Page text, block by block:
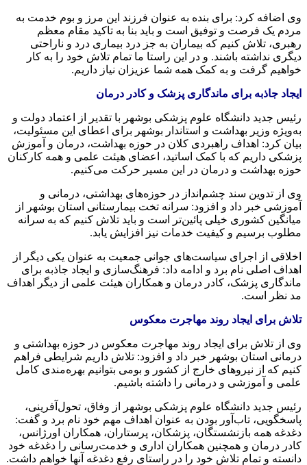
وی اضافه کرد: برای بنده به عنوان فرزند این مرز و بوم خدمت به
مردم یک فرصت و توفیق است و باید بنا به تاکید مقام معظم
رهبری، تلاش کنیم که بیماران به جز درد بیماری درد و ناراحتی
دیگری نداشته باشند. و در این راستا ما تمام تلاش خود را به کار
خواهیم گرفت و به کمک همه شما عزیزان نیاز داریم.
ایجاد جاذبه برای ماندگاری پزشک و کادر درمان
رئیس جدید دانشگاه علوم پزشکی بوشهر با تقدیر از اعتماد دولت و
به‌ویژه وزیر بهداشت و استاندار بوشهر برای اعطای این مسئولیت،
بیان کرد: اهداف راهبردی کلان در حوزه بهداشت، درمان و آموزش
پزشکی داریم که با کمک اساتید، اعضای هیئت علمی و همه کارکنان
حوزه بهداشت و درمان در این مسیر حرکت می‌کنیم.
وی از تدوین سند چشم‌انداز در حوزه‌های بهداشتی، درمانی و
آموزشی خبر داد و افزود: سرانه تخت بیمارستانی استان بوشهر از
میانگین کشوری خیلی پائین‌تر است و باید تلاش کنیم که به سرانه
مطلوب برسیم و کیفیت خدمات نیز افزایش یابد.
اخلاقی از اجرای سیاست‌های جوانی جمعیت به عنوان یکی دیگر از
اهداف اصلی نام برد و ادامه داد: فرهنگ‌سازی و ایجاد جاذبه برای
ماندگاری پزشک، کادر درمان و همکاران هیئت علمی از دیگر اهداف
مد نظر است.
تلاش برای ایجاد روند مهاجرت معکوس
وی از تلاش برای ایجاد روند مهاجرت معکوس در حوزه بهداشتی و
درمانی استان بوشهر خبر داد و افزود: تلاش داریم شرایطی فراهم
کنیم که از نیروهای خارج از کشور و بومی بتوانیم بهره‌مندی کامل
علمی و آموزشی و درمانی را داشته باشیم.
رئیس جدید دانشگاه علوم پزشکی بوشهر از وفاق، تحول‌آفرینی،
پاسخگویی، تاب‌آور بودن به عنوان اهداف مهم خود نام برد و گفت:
دغدغه همه بازنشستگان، پزشکان، پرستاران، همکاران اورژانس،
کادر درمان و همچنین همکاران اداری و خدمت‌رسانی را دغدغه خود
دانسته و تمام تلاش خود را در راستای رفع دغدغه آنها خواهم داشت.